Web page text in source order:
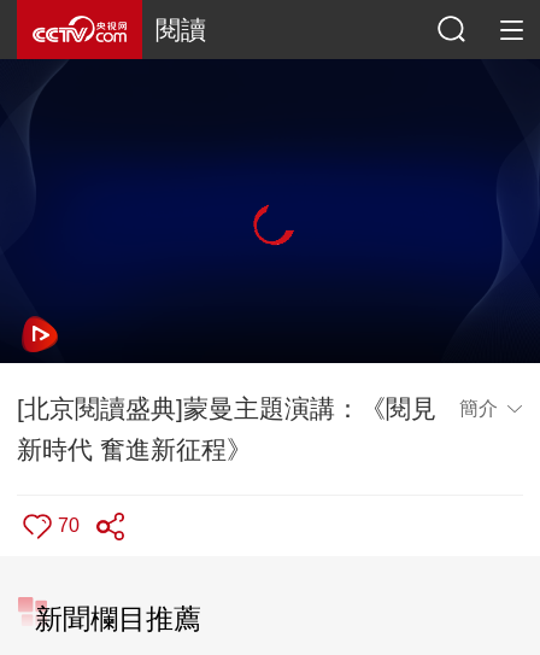
閱讀
[北京閱讀盛典]蒙曼主題演講：《閱見
新時代 奮進新征程》
簡介
70
新聞欄目推薦